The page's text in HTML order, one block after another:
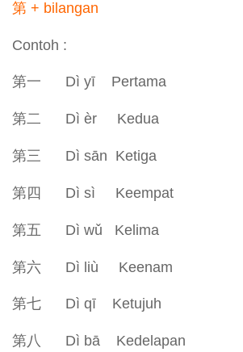
第 + bilangan
Contoh :
第一 Dì yī Pertama
第二 Dì èr Kedua
第三 Dì sān Ketiga
第四 Dì sì Keempat
第五 Dì wǔ Kelima
第六 Dì liù Keenam
第七 Dì qī Ketujuh
第八 Dì bā Kedelapan